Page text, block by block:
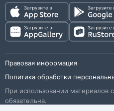
Правовая информация
Политика обработки
При использовании материалов
обязательна.